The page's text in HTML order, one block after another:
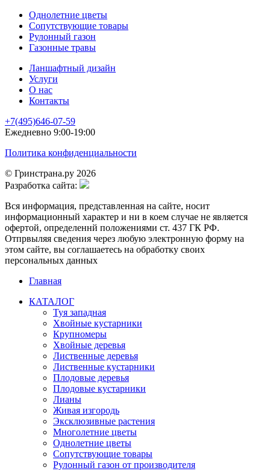
Однолетние цветы
Сопутствующие товары
Рулонный газон
Газонные травы
Ланшафтный дизайн
Услуги
О нас
Контакты
+7(495)646-07-59
Ежедневно 9:00-19:00
Политика конфиденциальности
© Гринстрана.ру 2026
Разработка сайта:
Вся информация, представленная на сайте, носит
информационный характер и ни в коем случае не является
офертой, определеннй положениями ст. 437 ГК РФ.
Отпрвыляя сведения через любую электронную форму на
этом сайте, вы соглашаетесь на обработку своих
персональных данных
Главная
КАТАЛОГ
Туя западная
Хвойные кустарники
Крупномеры
Хвойные деревья
Лиственные деревья
Лиственные кустарники
Плодовые деревья
Плодовые кустарники
Лианы
Живая изгородь
Эксклюзивные растения
Многолетние цветы
Однолетние цветы
Сопутствующие товары
Рулонный газон от производителя